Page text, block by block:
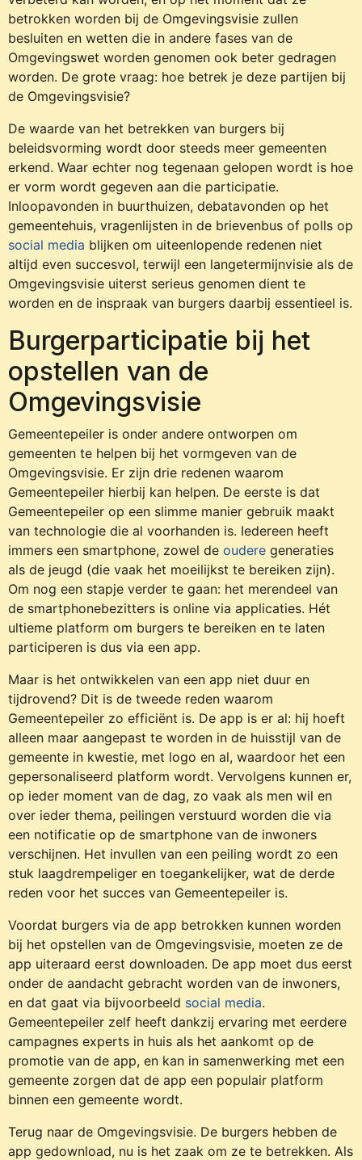
betrokken worden bij de Omgevingsvisie zullen
besluiten en wetten die in andere fases van de
Omgevingswet worden genomen ook beter gedragen
worden. De grote vraag: hoe betrek je deze partijen bij
de Omgevingsvisie?
De waarde van het betrekken van burgers bij
beleidsvorming wordt door steeds meer gemeenten
erkend. Waar echter nog tegenaan gelopen wordt is hoe
er vorm wordt gegeven aan die participatie.
Inloopavonden in buurthuizen, debatavonden op het
gemeentehuis, vragenlijsten in de brievenbus of polls op
social media blijken om uiteenlopende redenen niet
altijd even succesvol, terwijl een langetermijnvisie als de
Omgevingsvisie uiterst serieus genomen dient te
worden en de inspraak van burgers daarbij essentieel is.
Burgerparticipatie bij het
opstellen van de
Omgevingsvisie
Gemeentepeiler is onder andere ontworpen om
gemeenten te helpen bij het vormgeven van de
Omgevingsvisie. Er zijn drie redenen waarom
Gemeentepeiler hierbij kan helpen. De eerste is dat
Gemeentepeiler op een slimme manier gebruik maakt
van technologie die al voorhanden is. Iedereen heeft
immers een smartphone, zowel de oudere generaties
als de jeugd (die vaak het moeilijkst te bereiken zijn).
Om nog een stapje verder te gaan: het merendeel van
de smartphonebezitters is online via applicaties. Hét
ultieme platform om burgers te bereiken en te laten
participeren is dus via een app.
Maar is het ontwikkelen van een app niet duur en
tijdrovend? Dit is de tweede reden waarom
Gemeentepeiler zo efficiënt is. De app is er al: hij hoeft
alleen maar aangepast te worden in de huisstijl van de
gemeente in kwestie, met logo en al, waardoor het een
gepersonaliseerd platform wordt. Vervolgens kunnen er,
op ieder moment van de dag, zo vaak als men wil en
over ieder thema, peilingen verstuurd worden die via
een notificatie op de smartphone van de inwoners
verschijnen. Het invullen van een peiling wordt zo een
stuk laagdrempeliger en toegankelijker, wat de derde
reden voor het succes van Gemeentepeiler is.
Voordat burgers via de app betrokken kunnen worden
bij het opstellen van de Omgevingsvisie, moeten ze de
app uiteraard eerst downloaden. De app moet dus eerst
onder de aandacht gebracht worden van de inwoners,
en dat gaat via bijvoorbeeld social media.
Gemeentepeiler zelf heeft dankzij ervaring met eerdere
campagnes experts in huis als het aankomt op de
promotie van de app, en kan in samenwerking met een
gemeente zorgen dat de app een populair platform
binnen een gemeente wordt.
Terug naar de Omgevingsvisie. De burgers hebben de
app gedownload, nu is het zaak om ze te betrekken. Als